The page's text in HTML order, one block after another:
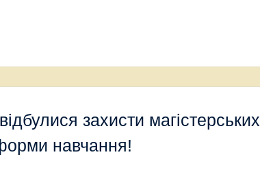
захисти магістерських
навчання!